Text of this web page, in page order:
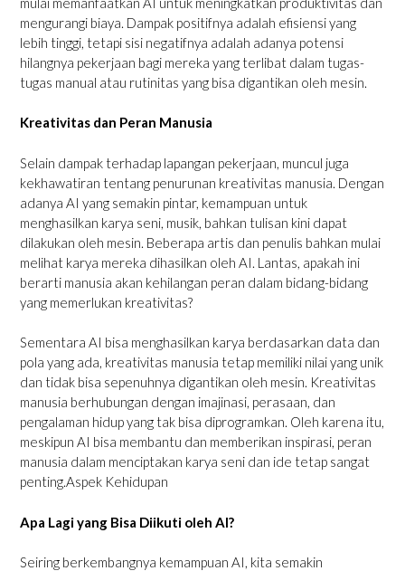
mengurangi biaya. Dampak positifnya adalah efisiensi yang
lebih tinggi, tetapi sisi negatifnya adalah adanya potensi
hilangnya pekerjaan bagi mereka yang terlibat dalam tugas-
tugas manual atau rutinitas yang bisa digantikan oleh mesin.
Kreativitas dan Peran Manusia
Selain dampak terhadap lapangan pekerjaan, muncul juga
kekhawatiran tentang penurunan kreativitas manusia. Dengan
adanya AI yang semakin pintar, kemampuan untuk
menghasilkan karya seni, musik, bahkan tulisan kini dapat
dilakukan oleh mesin. Beberapa artis dan penulis bahkan mulai
melihat karya mereka dihasilkan oleh AI. Lantas, apakah ini
berarti manusia akan kehilangan peran dalam bidang-bidang
yang memerlukan kreativitas?
Sementara AI bisa menghasilkan karya berdasarkan data dan
pola yang ada, kreativitas manusia tetap memiliki nilai yang unik
dan tidak bisa sepenuhnya digantikan oleh mesin. Kreativitas
manusia berhubungan dengan imajinasi, perasaan, dan
pengalaman hidup yang tak bisa diprogramkan. Oleh karena itu,
meskipun AI bisa membantu dan memberikan inspirasi, peran
manusia dalam menciptakan karya seni dan ide tetap sangat
penting.Aspek Kehidupan
Apa Lagi yang Bisa Diikuti oleh AI?
Seiring berkembangnya kemampuan AI, kita semakin